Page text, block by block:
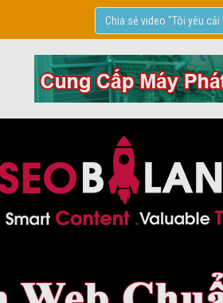
Chia sẻ video "Tôi yêu cải